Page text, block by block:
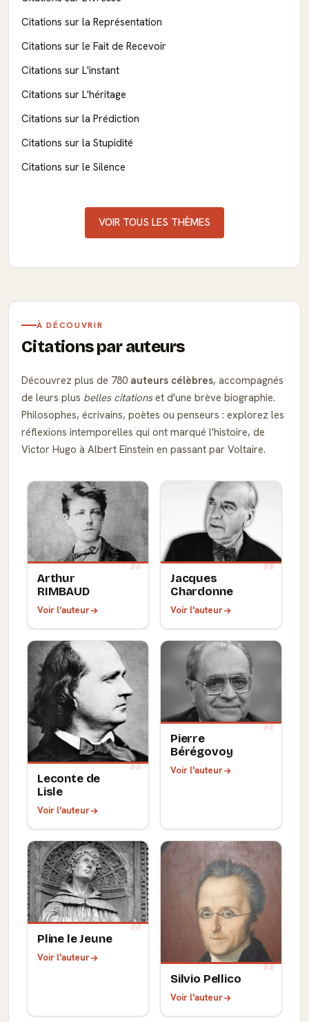
Citations sur la Représentation
Citations sur le Fait de Recevoir
Citations sur L'instant
Citations sur L'héritage
Citations sur la Prédiction
Citations sur la Stupidité
Citations sur le Silence
VOIR TOUS LES THÈMES
À DÉCOUVRIR
Citations par auteurs
Découvrez plus de 780 auteurs célèbres, accompagnés
de leurs plus belles citationset d'une brève biographie.
Philosophes, écrivains, poètes ou penseurs : explorez les
réflexions intemporelles qui ont marqué l'histoire, de
Victor Hugo à Albert Einstein en passant par Voltaire.
Arthur
RIMBAUD
Voir l'auteur
Jacques
Chardonne
Voir l'auteur
Leconte de
Lisle
Voir l'auteur
Pierre
Bérégovoy
Voir l'auteur
Pline le Jeune
Voir l'auteur
Silvio Pellico
Voir l'auteur